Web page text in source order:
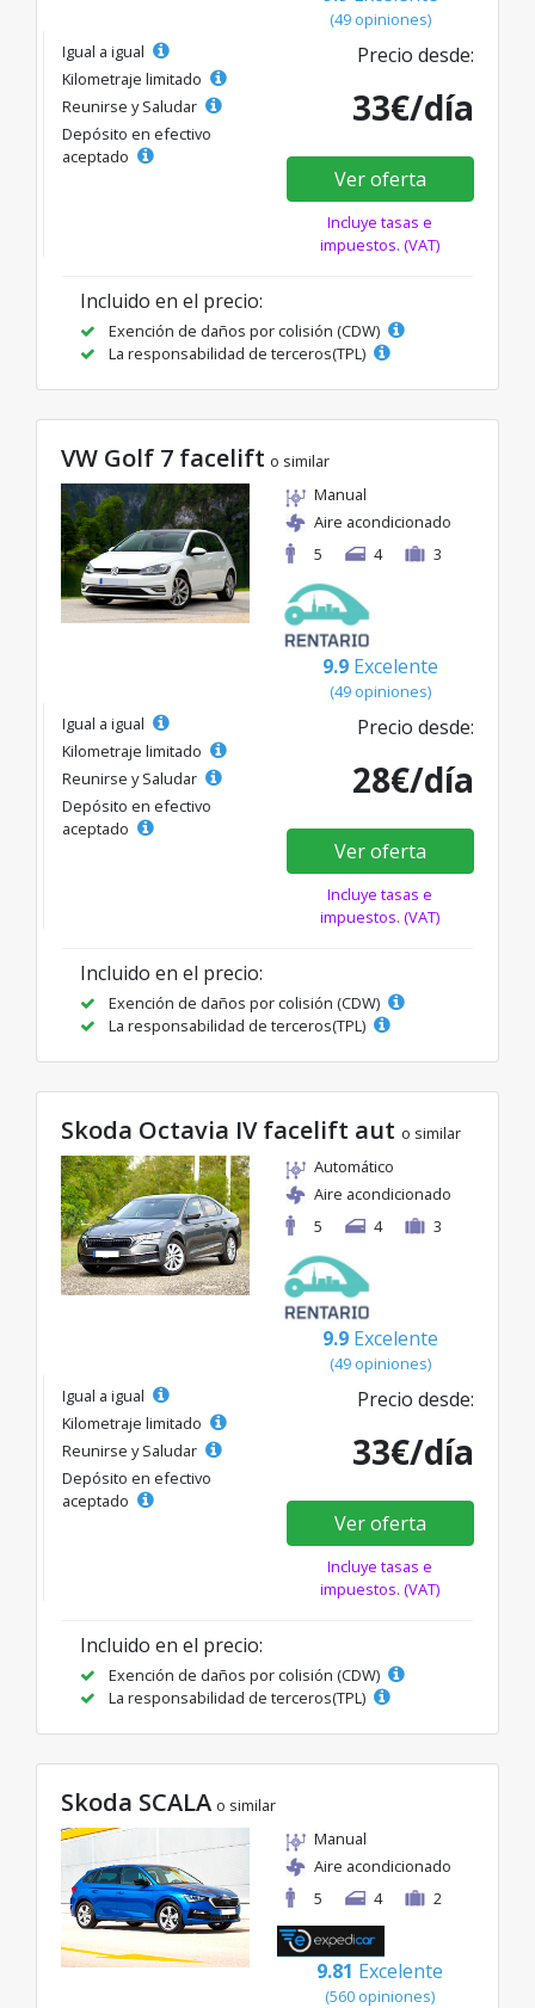
(49 opiniones)
Igual a igual
Kilometraje limitado
Reunirse y Saludar
Depósito en efectivo
aceptado
Precio desde:
33€/día
Ver oferta
Incluye tasas e
impuestos. (VAT)
Incluido en el precio:
Exención de daños por colisión (CDW)
La responsabilidad de terceros(TPL)
VW Golf 7 facelift o similar
Manual
Aire acondicionado
5
4 3
9.9 Excelente
(49 opiniones)
Igual a igual
Kilometraje limitado
Reunirse y Saludar
Depósito en efectivo
aceptado
Precio desde:
28€/día
Ver oferta
Incluye tasas e
impuestos. (VAT)
Incluido en el precio:
Exención de daños por colisión (CDW)
La responsabilidad de terceros(TPL)
Skoda Octavia IV facelift aut o similar
Automático
Aire acondicionado
5
4 3
9.9 Excelente
(49 opiniones)
Igual a igual
Kilometraje limitado
Reunirse y Saludar
Depósito en efectivo
aceptado
Precio desde:
33€/día
Ver oferta
Incluye tasas e
impuestos. (VAT)
Incluido en el precio:
Exención de daños por colisión (CDW)
La responsabilidad de terceros(TPL)
Skoda SCALA o similar
Manual
Aire acondicionado
5
4 2
9.81 Excelente
(560 opiniones)